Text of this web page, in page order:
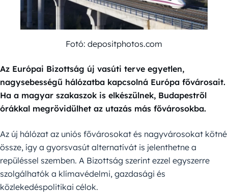
Fotó: depositphotos.com
Az Európai Bizottság új vasúti terve egyetlen,
nagysebességű hálózatba kapcsolná Európa fővárosait.
Ha a magyar szakaszok is elkészülnek, Budapestről
órákkal megrövidülhet az utazás más fővárosokba.
Az új hálózat az uniós fővárosokat és nagyvárosokat kötné
össze, így a gyorsvasút alternatívát is jelenthetne a
repüléssel szemben. A Bizottság szerint ezzel egyszerre
szolgálhatók a klímavédelmi, gazdasági és
közlekedéspolitikai célok.